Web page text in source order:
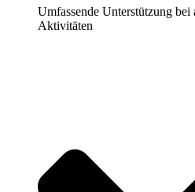
Umfassende Unterstützung
Aktivitäten